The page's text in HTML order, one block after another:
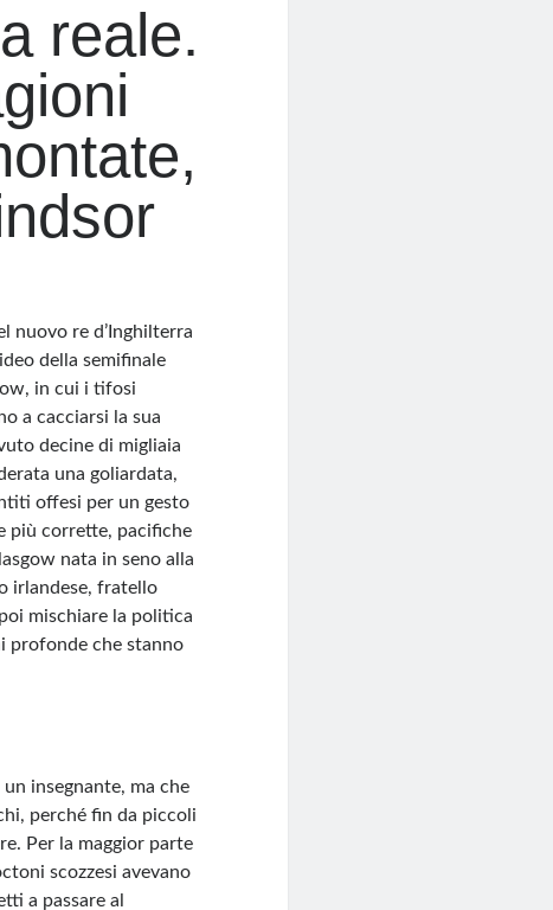
reale.
nuovo re d’Inghilterra
della semifinale
in cui i tifosi
a cacciarsi la sua
decine di migliaia
una goliardata,
offesi per un gesto
più corrette, pacifiche
nata in seno alla
irlandese, fratello
mischiare la politica
profonde che stanno
insegnante, ma che
perché fin da piccoli
Per la maggior parte
scozzesi avevano
a passare al